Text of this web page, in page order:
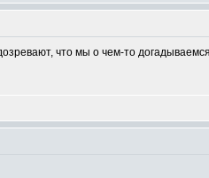
что мы о чем-то